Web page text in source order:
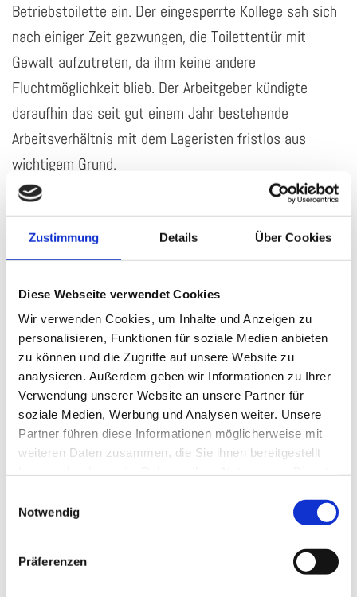
Zustimmung Details Über Cookies
Diese Webseite verwendet Cookies
Wir verwenden Cookies, um Inhalte und Anzeigen zu
personalisieren, Funktionen für soziale Medien anbieten
zu können und die Zugriffe auf unsere Website zu
analysieren. Außerdem geben wir Informationen zu Ihrer
Verwendung unserer Website an unsere Partner für
soziale Medien, Werbung und Analysen weiter. Unsere
Partner führen diese Informationen möglicherweise mit
weiteren Daten zusammen, die Sie ihnen bereitgestellt
Notwendig
Präferenzen
Betriebstoilette ein. Der eingesperrte Kollege sah sich
nach einiger Zeit gezwungen, die Toilettentür mit
Gewalt aufzutreten, da ihm keine andere
Fluchtmöglichkeit blieb. Der Arbeitgeber kündigte
daraufhin das seit gut einem Jahr bestehende
Arbeitsverhältnis mit dem Lageristen fristlos aus
wichtigem Grund.
Der Lagerist erhob Kündigungsschutzklage, die das
Arbeitsgericht Siegburg ablehnte. Das Arbeitsgericht
Siegburg führte aus, dass durch das Einschließen
seines Kollegen der Lagerist dem Kollegen
vorübergehend der Freiheit beraubt hatte. Nach
Ansicht des Gerichts wurde ferner das Eigentum des
Arbeitgebers beschädigt, da die zerstörte Tür auf sein
Verhalten zurückzuführen sei. Daher sei auch eine
vorherige Abmahnung nicht erforderlich. Auch eine
Weiterbeschäftigung des Klägers bis zum Ende einer
möglichen ordentlichen Kündigungsfrist sei für den
abzulehnen.
Wenn Sie Fragen zu der Thematik haben, können Sie